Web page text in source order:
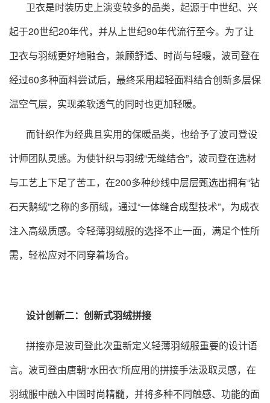
卫衣是时装历史上演变较多的品类，起源于中世纪、兴
起于20世纪20年代，并从上世纪90年代流行至今。为了让
卫衣与羽绒更好地融合，兼顾舒适、时尚与轻暖，波司登在
经过60多种面料尝试后，最终采用超轻面料结合创新多层保
温空气层，实现柔软透气的同时也更加轻暖。
而针织作为经典且实用的保暖品类，也给予了波司登设
计师团队灵感。为使针织与羽绒“无缝结合”，波司登在选材
与工艺上下足了苦工，在200多种纱线中层层甄选出拥有“钻
石天鹅绒”之称的多丽绒，通过“一体缝合成型技术”，为成衣
注入高级质感。令轻薄羽绒服的选择不止一面，满足个性所
需，轻松应对不同穿着场合。
设计创新二：创新式羽绒拼接
拼接亦是波司登此次重新定义轻薄羽绒服重要的设计语
言。波司登由唐朝“水田衣”所应用的拼接手法汲取灵感，在
羽绒服中融入中国时尚精髓，并将多种不同触感、功能的面